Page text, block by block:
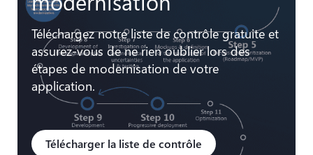
Téléchargez notre liste de contrôle gratuite et
assurez-vous de ne rien oublier lors des
étapes de modernisation de votre
application.
Télécharger la liste de contrôle